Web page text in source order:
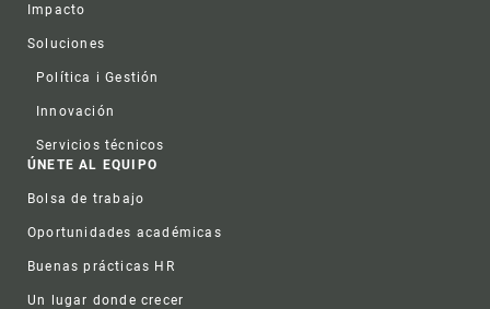
Impacto
Soluciones
Política i Gestión
Innovación
Servicios técnicos
ÚNETE AL EQUIPO
Bolsa de trabajo
Oportunidades académicas
Buenas prácticas HR
Un lugar donde crecer